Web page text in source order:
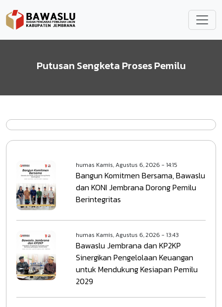
Putusan Sengketa Proses Pemilu
humas Kamis, Agustus 6, 2026 - 14:15
Bangun Komitmen Bersama, Bawaslu
dan KONI Jembrana Dorong Pemilu
Berintegritas
humas Kamis, Agustus 6, 2026 - 13:43
Bawaslu Jembrana dan KP2KP
Sinergikan Pengelolaan Keuangan
untuk Mendukung Kesiapan Pemilu
2029